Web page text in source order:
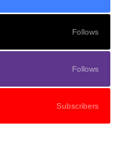
Follows
Follows
Subscribers